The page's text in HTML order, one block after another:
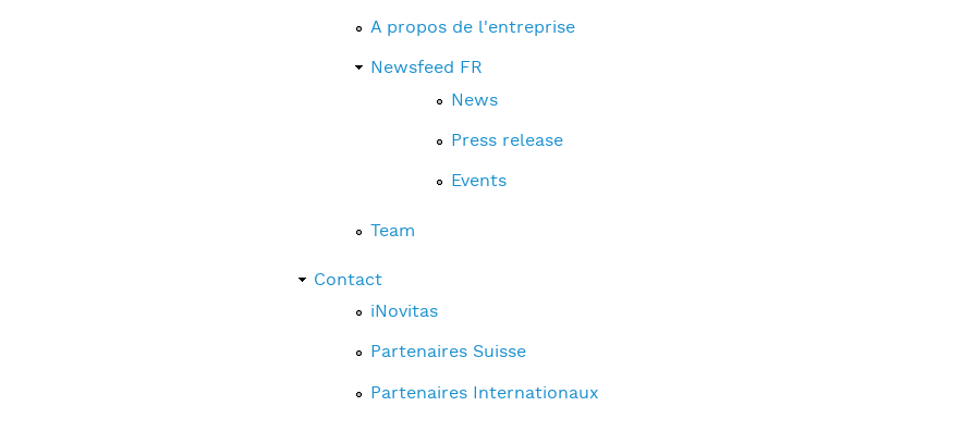
A propos de l'entreprise
Newsfeed FR
News
Press release
Events
Team
Contact
iNovitas
Partenaires Suisse
Partenaires Internationaux